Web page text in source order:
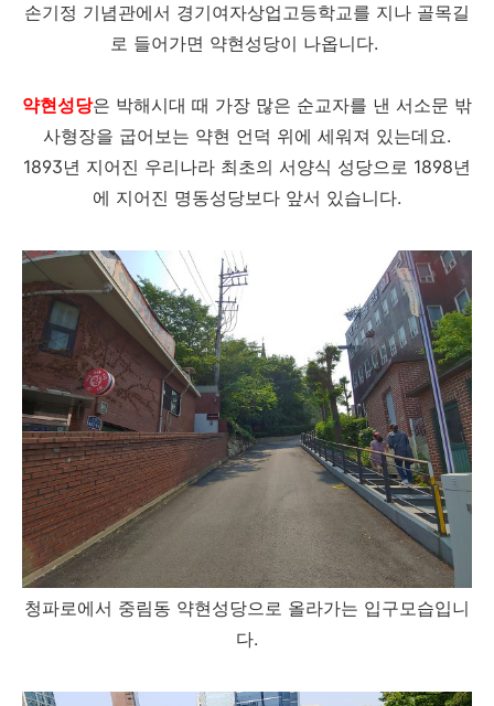
손기정 기념관에서 경기여자상업고등학교를 지나 골목길
로 들어가면 약현성당이 나옵니다.
약현성당은 박해시대 때 가장 많은 순교자를 낸 서소문 밖
사형장을 굽어보는 약현 언덕 위에 세워져 있는데요.
1893년 지어진 우리나라 최초의 서양식 성당으로 1898년
에 지어진 명동성당보다 앞서 있습니다.
청파로에서 중림동 약현성당으로 올라가는 입구모습입니
다.